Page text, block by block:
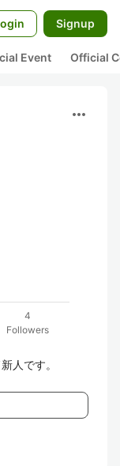
Signup
Event Official
more_horiz
4
Followers
人です。